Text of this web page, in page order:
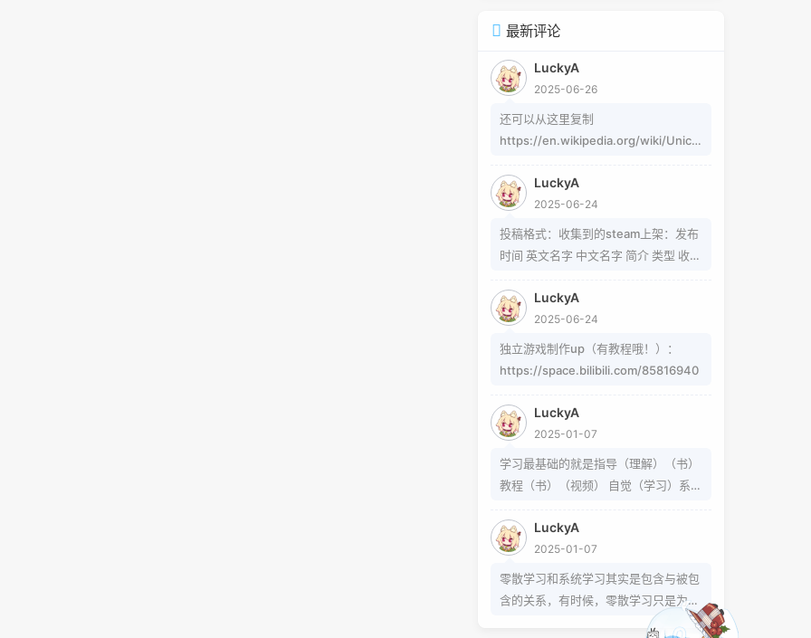
最新评论
LuckyA
2025-06-26
还可以从这里复制
https://en.wikipedia.org/wiki/Unico
个其实是字符，不懂编码的人，可以用
这个网站生成
https://www.jiuwa.net/xzm/ 相关问
题可以在这里找到
4913586/answer/809280189
https://www.zhihu.com/question/3
Cambria Math和Helvetica字体弄出来
的 但经过试验发现并不是这样搞出来
怎么打的就不需要我教了 上标:sup 下
标:sub 上标:上标文字 下标:下标文字
当然网页中就需要代码了
LuckyA
2025-06-24
投稿格式：收集到的steam上架：发布
时间 英文名字 中文名字 简介 类型 收集
类型 作者 b站地址（空间） 宣传视频
地址
LuckyA
2025-06-24
独立游戏制作up（有教程哦！）：
https://space.bilibili.com/85816940
LuckyA
2025-01-07
学习最基础的就是指导（理解）（书）
教程（书）（视频） 自觉（学习）系统
外得到方法的一条途径
LuckyA
2025-01-07
零散学习和系统学习其实是包含与被包
含的关系，有时候，零散学习只是为了
达成某个小的目的，掌握某个操作或解
已链接至主星
PROTOCOL: GALAXY-X9
次元时间
恒星已链接